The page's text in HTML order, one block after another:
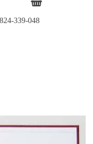
339-048